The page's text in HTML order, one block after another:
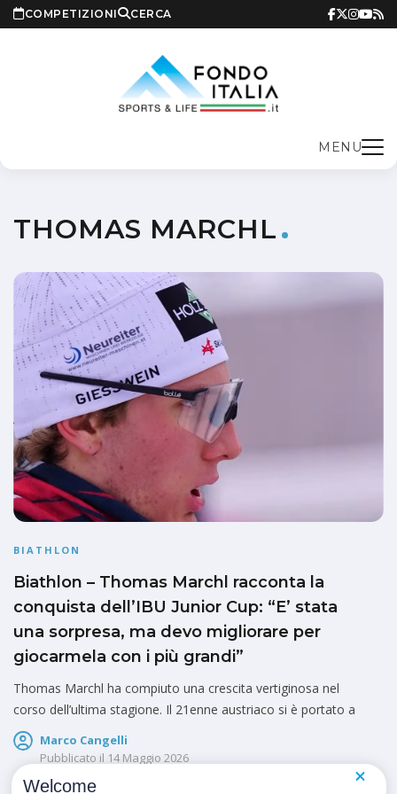
COMPETIZIONI CERCA
MENU
THOMAS MARCHL
BIATHLON
Biathlon – Thomas Marchl racconta la
conquista dell’IBU Junior Cup: “E’ stata
una sorpresa, ma devo migliorare per
giocarmela con i più grandi”
Thomas Marchl ha compiuto una crescita vertiginosa nel
corso dell’ultima stagione. Il 21enne austriaco si è portato a
Marco Cangelli
Pubblicato il 14 Maggio 2026
Welcome